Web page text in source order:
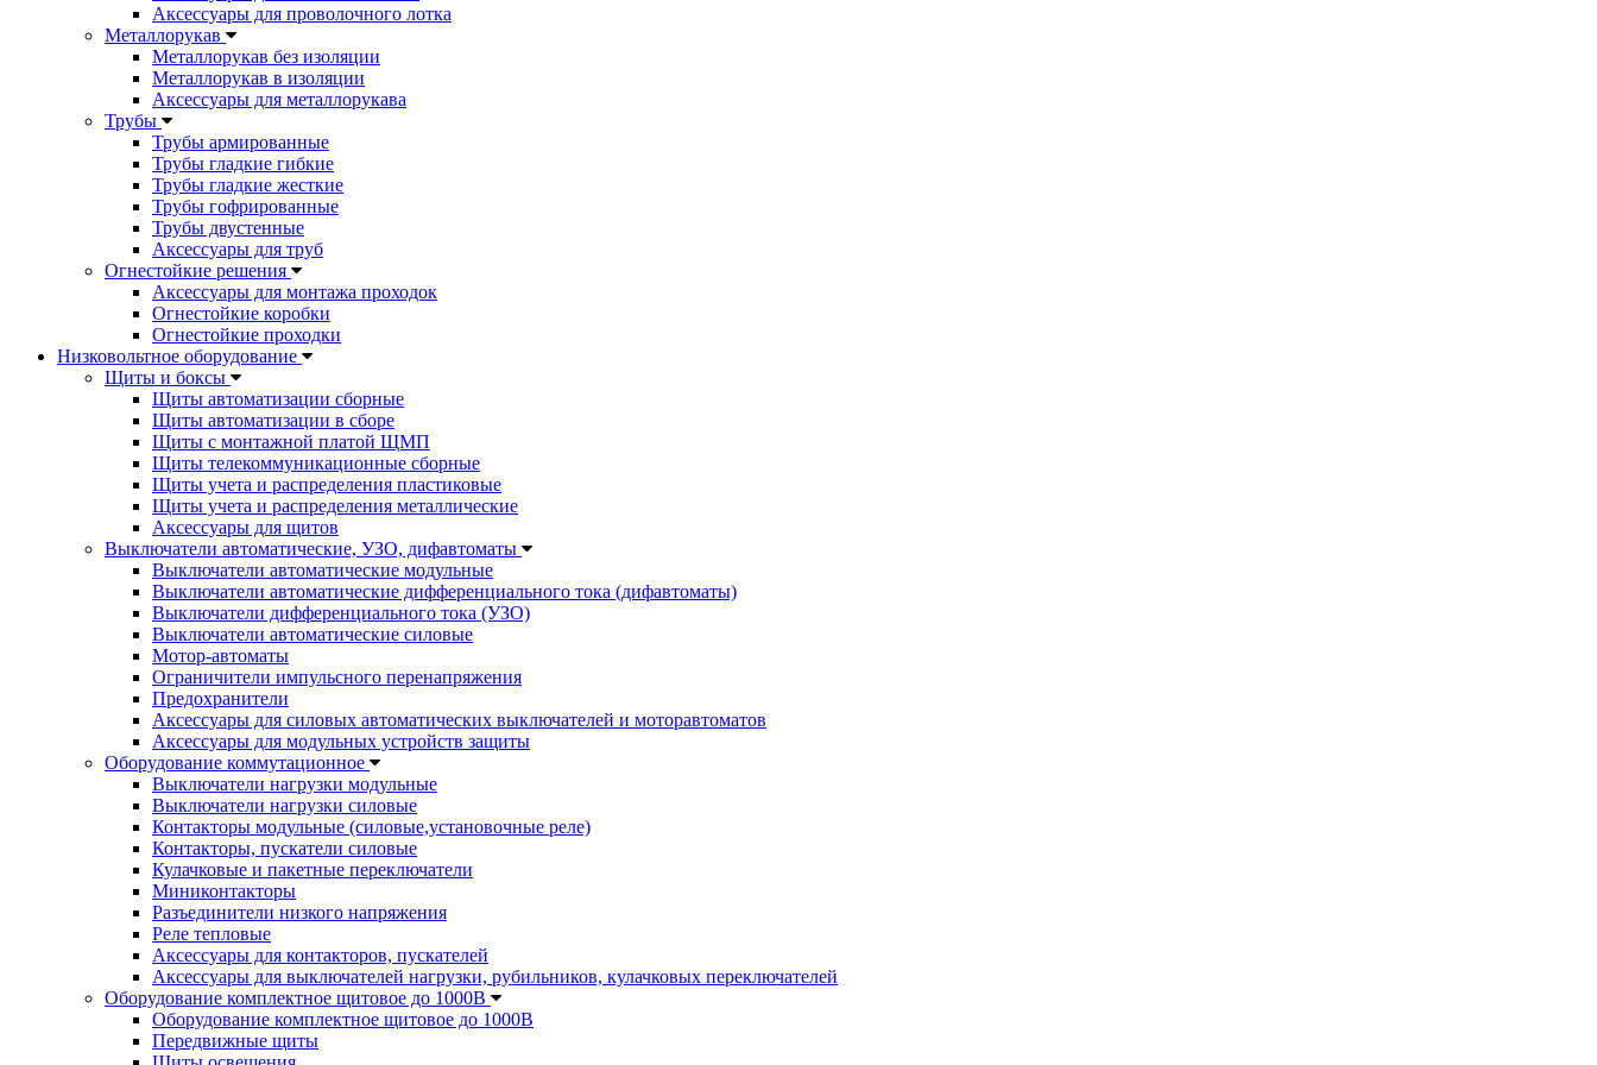
Аксессуары для проволочного лотка
Металлорукав
Металлорукав без изоляции
Металлорукав в изоляции
Аксессуары для металлорукава
Трубы
Трубы армированные
Трубы гладкие гибкие
Трубы гладкие жесткие
Трубы гофрированные
Трубы двустенные
Аксессуары для труб
Огнестойкие решения
Аксессуары для монтажа проходок
Огнестойкие коробки
Огнестойкие проходки
Низковольтное оборудование
Щиты и боксы
Щиты автоматизации сборные
Щиты автоматизации в сборе
Щиты с монтажной платой ЩМП
Щиты телекоммуникационные сборные
Щиты учета и распределения пластиковые
Щиты учета и распределения металлические
Аксессуары для щитов
Выключатели автоматические, УЗО, дифавтоматы
Выключатели автоматические модульные
Выключатели автоматические дифференциального тока (дифавтоматы)
Выключатели дифференциального тока (УЗО)
Выключатели автоматические силовые
Мотор-автоматы
Ограничители импульсного перенапряжения
Предохранители
Аксессуары для силовых автоматических выключателей и моторавтоматов
Аксессуары для модульных устройств защиты
Оборудование коммутационное
Выключатели нагрузки модульные
Выключатели нагрузки силовые
Контакторы модульные (силовые,установочные реле)
Контакторы, пускатели силовые
Кулачковые и пакетные переключатели
Миниконтакторы
Разъединители низкого напряжения
Реле тепловые
Аксессуары для контакторов, пускателей
Аксессуары для выключателей нагрузки, рубильников, кулачковых переключателей
Оборудование комплектное щитовое до 1000В
Оборудование комплектное щитовое до 1000В
Передвижные щиты